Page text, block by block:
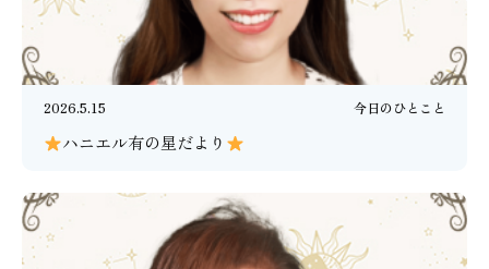
2026.5.15 今日のひとこと
ハニエル有の星だより